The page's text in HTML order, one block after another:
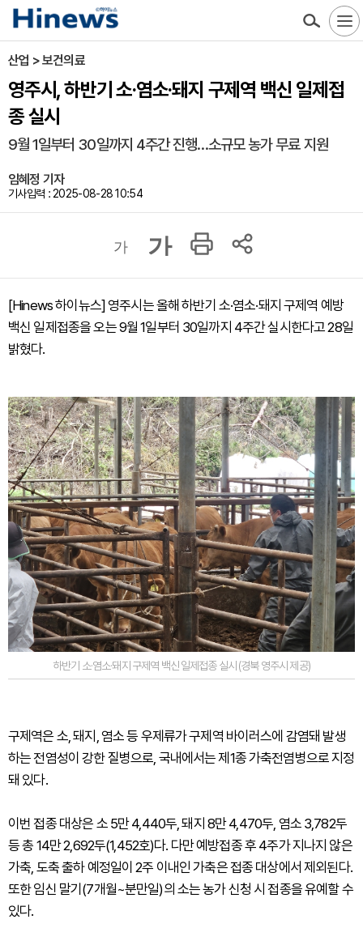
산업 > 보건의료
영주시, 하반기 소·염소·돼지 구제역 백신 일제접
종 실시
9월 1일부터 30일까지 4주간 진행…소규모 농가 무료 지원
임혜정 기자
기사입력 : 2025-08-28 10:54
가 가
[Hinews 하이뉴스] 영주시는 올해 하반기 소·염소·돼지 구제역 예방
백신 일제접종을 오는 9월 1일부터 30일까지 4주간 실시한다고 28일
밝혔다.
하반기 소·염소·돼지 구제역 백신 일제접종 실시 (경북 영주시 제공)
구제역은 소, 돼지, 염소 등 우제류가 구제역 바이러스에 감염돼 발생
하는 전염성이 강한 질병으로, 국내에서는 제1종 가축전염병으로 지정
돼 있다.
이번 접종 대상은 소 5만 4,440두, 돼지 8만 4,470두, 염소 3,782두
등 총 14만 2,692두(1,452호)다. 다만 예방접종 후 4주가 지나지 않은
가축, 도축 출하 예정일이 2주 이내인 가축은 접종 대상에서 제외된다.
또한 임신 말기(7개월~분만일)의 소는 농가 신청 시 접종을 유예할 수
있다.